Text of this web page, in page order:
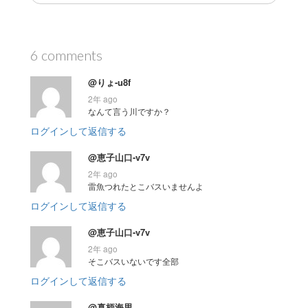
6 comments
@りょ-u8f
2年 ago
なんて言う川ですか？
ログインして返信する
@恵子山口-v7v
2年 ago
雷魚つれたとこバスいませんよ
ログインして返信する
@恵子山口-v7v
2年 ago
そこバスいないです全部
ログインして返信する